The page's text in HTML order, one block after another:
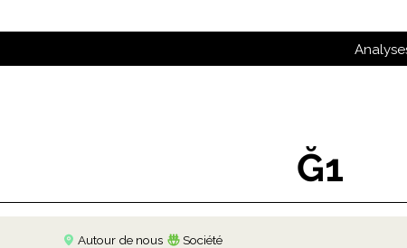
Ğ1
Autour de nous Société